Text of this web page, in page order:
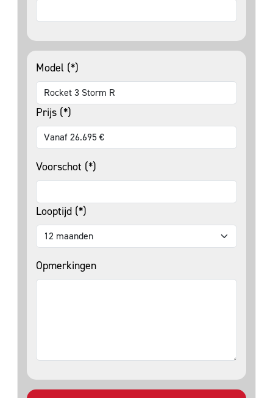
Model (*)
Prijs (*)
Voorschot (*)
Looptijd (*)
Opmerkingen